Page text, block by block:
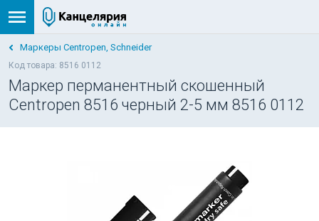
Маркеры Centropen, Schneider
Код товара: 8516 0112
Маркер перманентный скошенный
Centropen 8516 черный 2-5 мм 8516 0112